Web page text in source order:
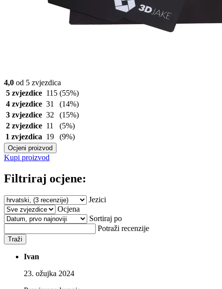
4,0 od 5 zvjezdica
5 zvjezdice 115 (55%)
4 zvjezdice 31
(14%)
3 zvjezdice 32
(15%)
2 zvjezdice 11
(5%)
1 zvjezdica 19 (9%)
Ocjeni proizvod
Kupi proizvod
Filtriraj ocjene:
Jezici
Ocjena
Sortiraj po
Potraži recenzije
Traži
Ivan
23. ožujka 2024